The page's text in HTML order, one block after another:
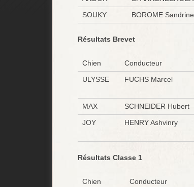
SOUKY
BOROME Sandrine
Résultats Brevet
Chien Conducteur
ULYSSE
FUCHS Marcel
MAX SCHNEIDER Hubert
JOY
HENRY Ashvinry
Résultats Classe 1
Chien Conducteur